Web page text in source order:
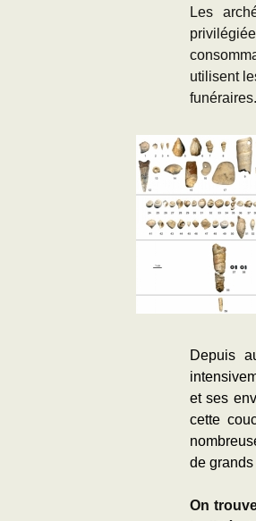
Les
utilisent
funéraires.
Depuis
et ses
cette
de grands
On